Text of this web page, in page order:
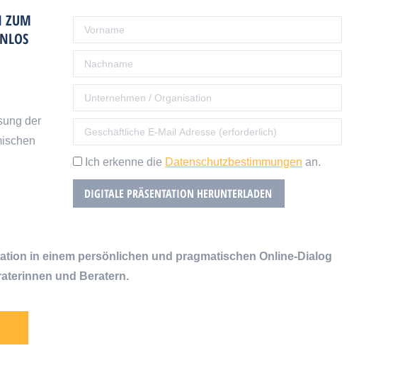
ZUM
der
Ich erkenne die Datenschutzbestimmungen an.
in einem persönlichen und pragmatischen Online-Dialog
und Beratern.